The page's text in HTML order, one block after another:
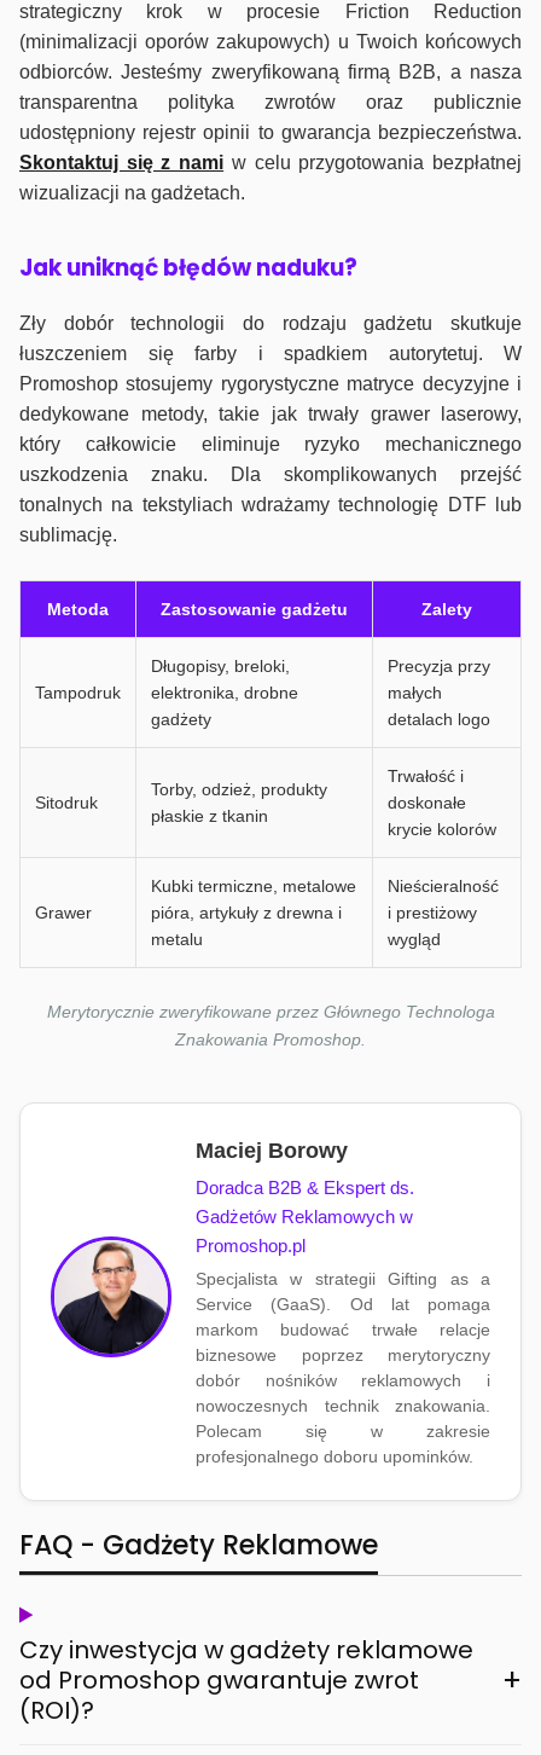
strategiczny krok w procesie Friction Reduction
(minimalizacji oporów zakupowych) u Twoich końcowych
odbiorców. Jesteśmy zweryfikowaną firmą B2B, a nasza
transparentna polityka zwrotów oraz publicznie
udostępniony rejestr opinii to gwarancja bezpieczeństwa.
Skontaktuj się z nami w celu przygotowania bezpłatnej
wizualizacji na gadżetach.
Jak uniknąć błędów naduku?
Zły dobór technologii do rodzaju gadżetu skutkuje
łuszczeniem się farby i spadkiem autorytetuj. W
Promoshop stosujemy rygorystyczne matryce decyzyjne i
dedykowane metody, takie jak trwały grawer laserowy,
który całkowicie eliminuje ryzyko mechanicznego
uszkodzenia znaku. Dla skomplikowanych przejść
tonalnych na tekstyliach wdrażamy technologię DTF lub
sublimację.
Metoda Zastosowanie gadżetu Zalety
Tampodruk
Długopisy, breloki,
elektronika, drobne
gadżety
Precyzja przy
małych
detalach logo
Sitodruk
Torby, odzież, produkty
płaskie z tkanin
Trwałość i
doskonałe
krycie kolorów
Grawer
Kubki termiczne, metalowe
pióra, artykuły z drewna i
metalu
Nieścieralność
i prestiżowy
wygląd
Merytorycznie zweryfikowane przez Głównego Technologa
Znakowania Promoshop.
Maciej Borowy
Doradca B2B & Ekspert ds.
Gadżetów Reklamowych w
Promoshop.pl
Specjalista w strategii Gifting as a
Service (GaaS). Od lat pomaga
markom budować trwałe relacje
biznesowe poprzez merytoryczny
dobór nośników reklamowych i
nowoczesnych technik znakowania.
Polecam się w zakresie
profesjonalnego doboru upominków.
FAQ - Gadżety Reklamowe
Czy inwestycja w gadżety reklamowe
od Promoshop gwarantuje zwrot
(ROI)?
+